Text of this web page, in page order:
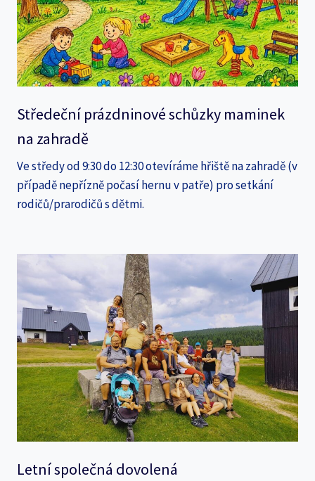
Středeční prázdninové schůzky maminek
na zahradě
Ve středy od 9:30 do 12:30 otevíráme hřiště na zahradě (v
případě nepřízně počasí hernu v patře) pro setkání
rodičů/prarodičů s dětmi.
Letní společná dovolená